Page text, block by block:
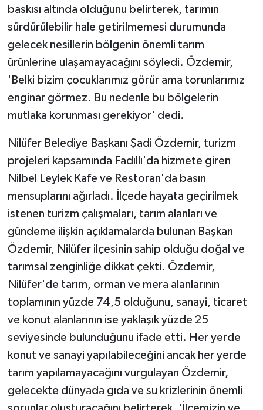
baskısı altında olduğunu belirterek, tarımın
sürdürülebilir hale getirilmemesi durumunda
gelecek nesillerin bölgenin önemli tarım
ürünlerine ulaşamayacağını söyledi. Özdemir,
'Belki bizim çocuklarımız görür ama torunlarımız
enginar görmez. Bu nedenle bu bölgelerin
mutlaka korunması gerekiyor' dedi.
Nilüfer Belediye Başkanı Şadi Özdemir, turizm
projeleri kapsamında Fadıllı'da hizmete giren
Nilbel Leylek Kafe ve Restoran'da basın
mensuplarını ağırladı. İlçede hayata geçirilmek
istenen turizm çalışmaları, tarım alanları ve
gündeme ilişkin açıklamalarda bulunan Başkan
Özdemir, Nilüfer ilçesinin sahip olduğu doğal ve
tarımsal zenginliğe dikkat çekti. Özdemir,
Nilüfer'de tarım, orman ve mera alanlarının
toplamının yüzde 74,5 olduğunu, sanayi, ticaret
ve konut alanlarının ise yaklaşık yüzde 25
seviyesinde bulunduğunu ifade etti. Her yerde
konut ve sanayi yapılabileceğini ancak her yerde
tarım yapılamayacağını vurgulayan Özdemir,
gelecekte dünyada gıda ve su krizlerinin önemli
İş Dünyası
Kadın
KÜLTÜR SANAT
MAGAZİN
Otomobil
POLİTİKA
Sağlık
SİYASET
TEKNOLOJİ
Turizm
ÜLKE GÜNDEMİ